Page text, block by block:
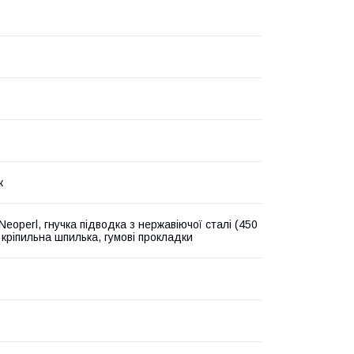
гнучка підводка з нержавіючої сталі (450
шпилька, гумові прокладки